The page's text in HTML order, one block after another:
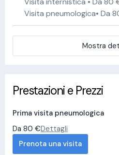
Visita pneumologica• Da
Mostra
Prestazioni e Prezzi
Prima visita pneumologica
Da 80 €Dettagli
Prenota una visita